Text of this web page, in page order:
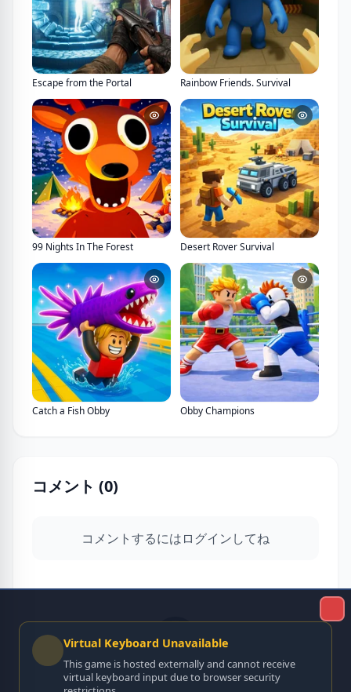
Virtual Keyboard Unavailable
This game is hosted externally and cannot receive
virtual keyboard input due to browser security
Escape from the Portal Rainbow Friends. Survival
99 Nights In The Forest Desert Rover Survival
Catch a Fish Obby Obby Champions
コメント (0)
コメントするにはログインしてね
まだコメントがないよ。一番乗りでコメントしよ